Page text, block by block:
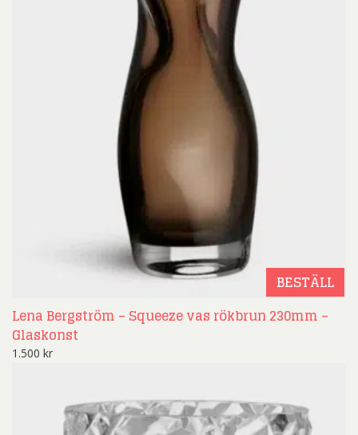
BESTÄLL
Lena Bergström – Squeeze vas rökbrun 230mm –
Glaskonst
1.500 kr